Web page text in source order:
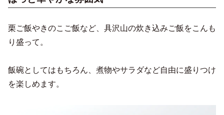
栗ご飯やきのこご飯など、具沢山の炊き込みご飯をこんも
り盛って。
飯碗としてはもちろん、煮物やサラダなど自由に盛りつけ
を楽しめます。